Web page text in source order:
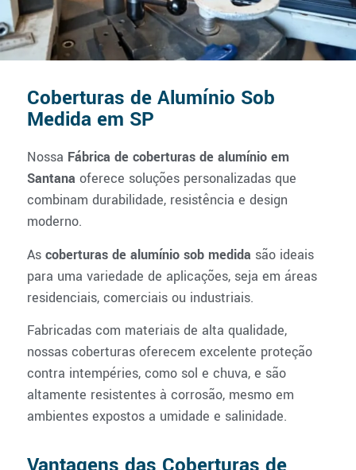
Coberturas de Alumínio Sob
Medida em SP
Nossa Fábrica de coberturas de alumínio em
Santana oferece soluções personalizadas que
combinam durabilidade, resistência e design
moderno.
As coberturas de alumínio sob medida são ideais
para uma variedade de aplicações, seja em áreas
residenciais, comerciais ou industriais.
Fabricadas com materiais de alta qualidade,
nossas coberturas oferecem excelente proteção
contra intempéries, como sol e chuva, e são
altamente resistentes à corrosão, mesmo em
ambientes expostos a umidade e salinidade.